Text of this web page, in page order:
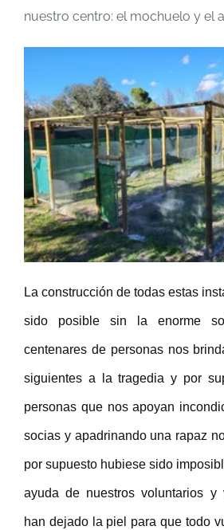
nuestro centro: el mochuelo y el
La construcción de todas estas
sido posible sin la enorme
centenares de personas nos
siguientes a la tragedia y por
personas que nos apoyan
socias y apadrinando una rapaz
por supuesto hubiese sido
ayuda de nuestros voluntarios y
han dejado la piel para que todo